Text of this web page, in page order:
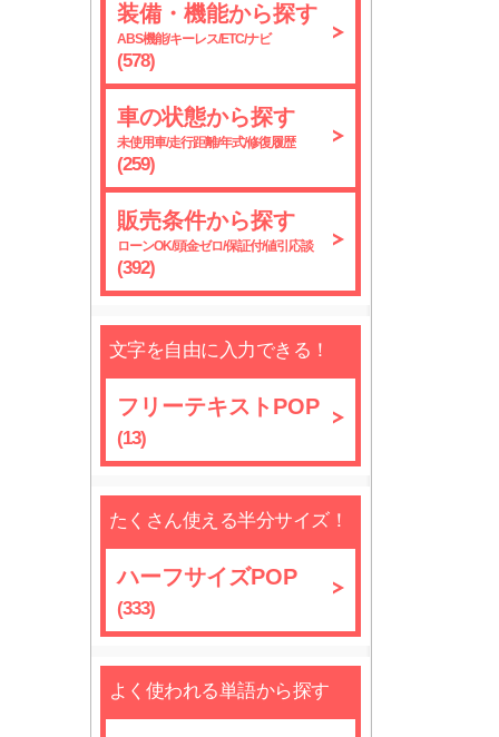
装備・機能から探す
ABS機能/キーレス/ETC/ナビ
(578)
車の状態から探す
未使用車/走行距離/年式/修復履歴
(259)
販売条件から探す
ローンOK/頭金ゼロ/保証付/値引応談
(392)
文字を自由に入力できる！
フリーテキストPOP
(13)
たくさん使える半分サイズ！
ハーフサイズPOP
(333)
よく使われる単語から探す